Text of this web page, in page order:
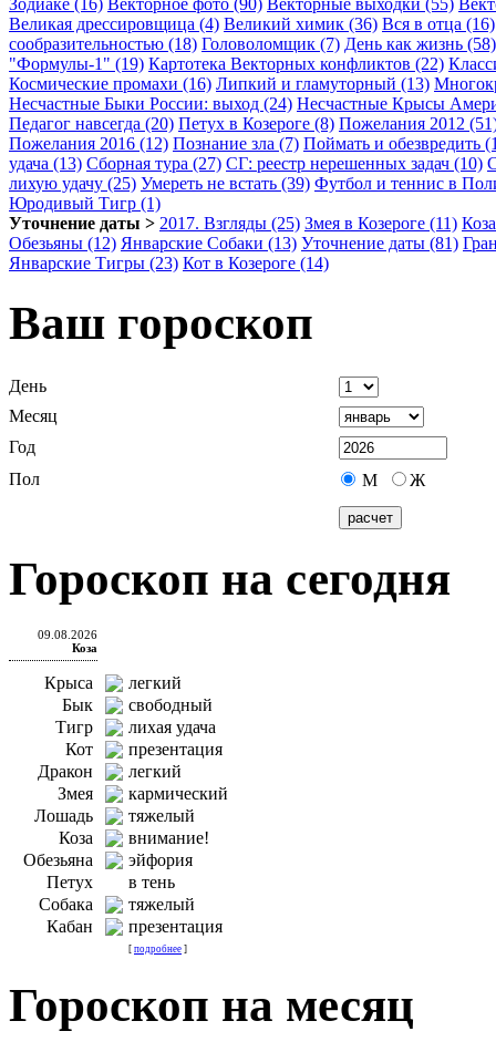
Зодиаке (16) Векторное фото (90) Векторные выходки (55)
Великая дрессировщица (4) Великий химик (36) Вся в отца (16)
сообразительностью (18) Головоломщик (7) День как жизнь (58)
"Формулы-1" (19) Картотека Векторных конфликтов (22)
Космические промахи (16) Липкий и гламуторный (13)
Несчастные Быки России: выход (24) Несчастные Крысы
Педагог навсегда (20) Петух в Козероге (8) Пожелания 2012
Пожелания 2016 (12) Познание зла (7) Поймать и обезвредить
удача (13) Сборная тура (27) СГ: реестр нерешенных задач (10)
лихую удачу (25) Умереть не встать (39) Футбол и теннис в
Юродивый Тигр (1)
Уточнение даты > 2017. Взгляды (25) Змея в Козероге (11)
Обезьяны (12) Январские Собаки (13) Уточнение даты (81)
Январские Тигры (23) Кот в Козероге (14)
Ваш гороскоп
День
Месяц
Год
Пол
М Ж
Гороскоп на сегодня
09.08.2026
Коза
Крыса
легкий
Бык
свободный
Тигр
лихая удача
Кот
презентация
Дракон
легкий
Змея
кармический
Лошадь
тяжелый
Коза
внимание!
Обезьяна
эйфория
Петух
в тень
Собака
тяжелый
Кабан
презентация
[ подробнее ]
Гороскоп на месяц